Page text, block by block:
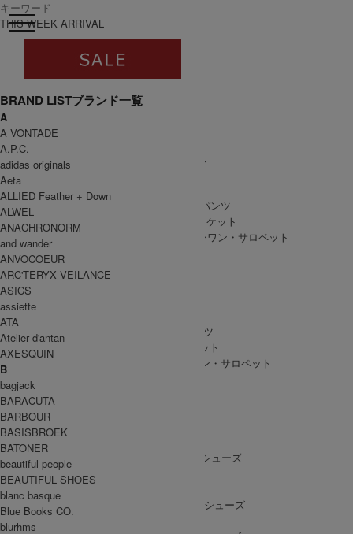
toggle navigation
ログイン
すべて
WOMEN
WOMEN ALL ITEM
/ ワンピース
SKIRT
BOTTOMS
/ ボトムス・パンツ
/ アウター・ジャケット
/ オールインワン・サロペット
MEN
MEN ALL ITEM
/ ボトムス・パンツ
/ アウター・ジャケット
/ オールインワン・サロペット
SHOES
SHOES ALL ITEM
/ ドレスシューズ
BOOTS
PUMPS
/ バレエシューズ
THIS WEEK ARRIVAL
BRAND LISTブランド一覧
A
A VONTADE
A.P.C.
adidas originals
Aeta
ALLIED Feather + Down
ALWEL
ANACHRONORM
and wander
ANVOCOEUR
ARC'TERYX VEILANCE
ASICS
assiette
ATA
Atelier d'antan
AXESQUIN
B
bagjack
BARACUTA
BARBOUR
BASISBROEK
BATONER
beautiful people
BEAUTIFUL SHOES
blanc basque
Blue Books CO.
blurhms